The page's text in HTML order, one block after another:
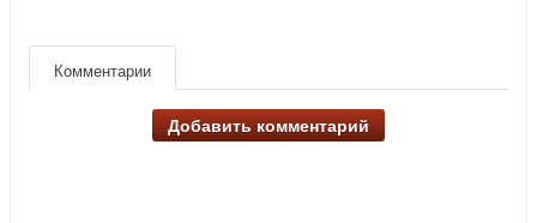
Комментарии
Добавить комментарий